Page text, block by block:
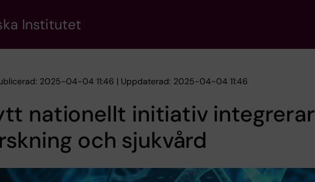
Institutet
2025-04-04 11:46 | Uppdaterad: 2025-04-04 11:46
nationellt initiativ integrerar
och sjukvård